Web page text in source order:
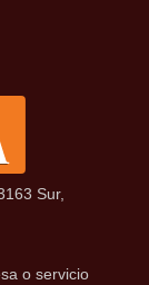
Sur,
o servicio